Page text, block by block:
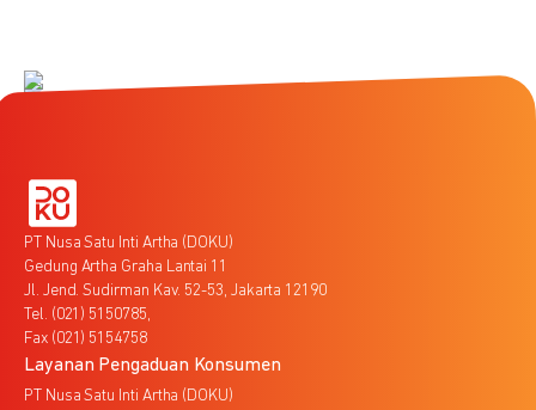
PT Nusa Satu Inti Artha (DOKU)
Gedung Artha Graha Lantai 11
Jl. Jend. Sudirman Kav. 52-53, Jakarta 12190
Tel. (021) 5150785,
Fax (021) 5154758
Layanan Pengaduan Konsumen
PT Nusa Satu Inti Artha (DOKU)